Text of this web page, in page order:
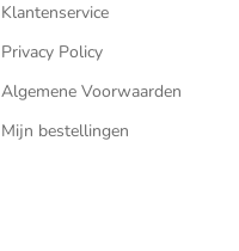
Klantenservice
Privacy Policy
Algemene Voorwaarden
Mijn bestellingen